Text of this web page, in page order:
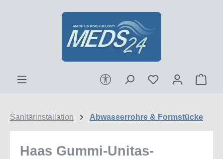
Zum Hauptinhalt springen
Werkzeugleiste anzeigen
Sanitärinstallation Abwasserrohre & Formstücke
Haas Gummi-Unitas-